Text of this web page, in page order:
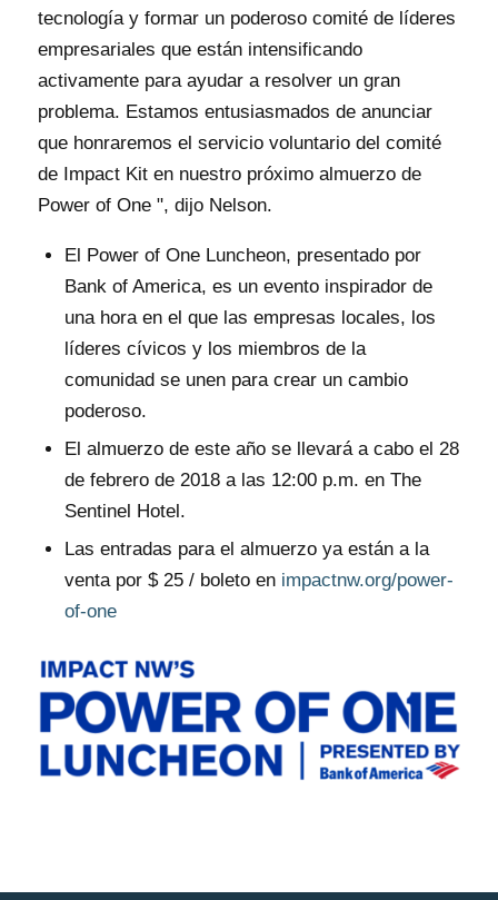
tecnología y formar un poderoso comité de líderes
empresariales que están intensificando
activamente para ayudar a resolver un gran
problema. Estamos entusiasmados de anunciar
que honraremos el servicio voluntario del comité
de Impact Kit en nuestro próximo almuerzo de
Power of One ", dijo Nelson.
El Power of One Luncheon, presentado por
Bank of America, es un evento inspirador de
una hora en el que las empresas locales, los
líderes cívicos y los miembros de la
comunidad se unen para crear un cambio
poderoso.
El almuerzo de este año se llevará a cabo el 28
de febrero de 2018 a las 12:00 p.m. en The
Sentinel Hotel.
Las entradas para el almuerzo ya están a la
venta por $ 25 / boleto en impactnw.org/power-
of-one